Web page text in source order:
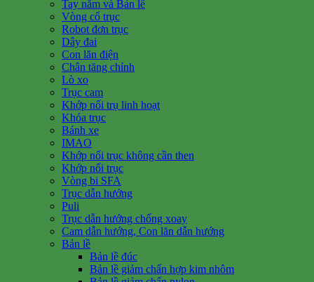
Tay nắm và Bản lề
Vòng cổ trục
Robot đơn trục
Dây đai
Con lăn điện
Chân tăng chỉnh
Lò xo
Trục cam
Khớp nối trụ linh hoạt
Khóa trục
Bánh xe
IMAO
Khớp nối trục không cần then
Khớp nối trục
Vòng bi SFA
Trục dẫn hướng
Puli
Trục dẫn hướng chống xoay
Cam dẫn hướng, Con lăn dẫn hướng
Bản lề
Bản lề đúc
Bản lề giảm chấn hợp kim nhôm